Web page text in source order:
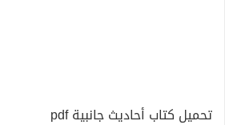
تحميل كتاب أحاديث جانبية pdf